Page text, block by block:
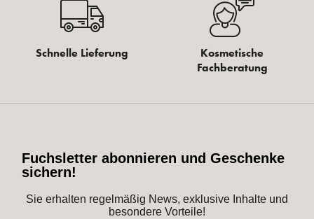
Schnelle Lieferung
Kosmetische
Fachberatung
Fuchsletter abonnieren und Geschenke
sichern!
Sie erhalten regelmäßig News, exklusive Inhalte und
besondere Vorteile!